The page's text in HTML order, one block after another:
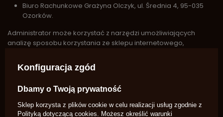
Biuro Rachunkowe Grażyna Olczyk, ul. Średnia 4, 95-035
Ozorków.
Administrator może korzystać z narzędzi umożliwiających
analizę sposobu korzystania ze sklepu internetowego,
rekomendacji produktowych, przypominanie o
niedokończonych zakupach oraz usprawnianie obsługi
W związku z korzystaniem z powyższych narzędzi mogą być
wykorzystywane pliki cookies oraz podobne technologie
Konfiguracja zgód
Dbamy o Twoją prywatność
Sklep korzysta z plików cookie w celu realizacji usług zgodnie z
Polityką dotyczącą cookies . Możesz określić warunki